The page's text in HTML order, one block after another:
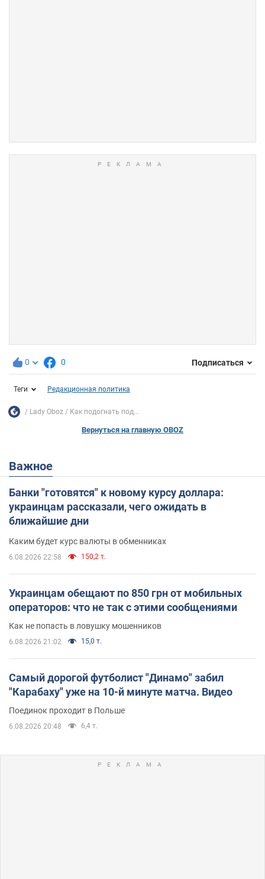
0 0 Подписаться
Теги Редакционная политика
Lady Oboz Как подогнать под...
Вернуться на главную OBOZ
Важное
Банки "готовятся" к новому курсу доллара:
украинцам рассказали, чего ожидать в
ближайшие дни
Каким будет курс валюты в обменниках
6.08.2026 22:58 150,2 т.
Украинцам обещают по 850 грн от мобильных
операторов: что не так с этими сообщениями
Как не попасть в ловушку мошенников
6.08.2026 21:02 15,0 т.
Самый дорогой футболист "Динамо" забил
"Карабаху" уже на 10-й минуте матча. Видео
Поединок проходит в Польше
6.08.2026 20:48 6,4 т.